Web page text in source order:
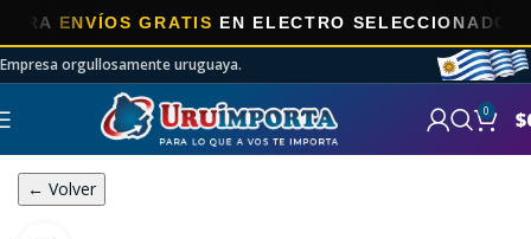
ENVÍOS GRATISEN ELECTRO SELECCIONADOS!
Empresa orgullosamente uruguaya.
0 $
← Volver